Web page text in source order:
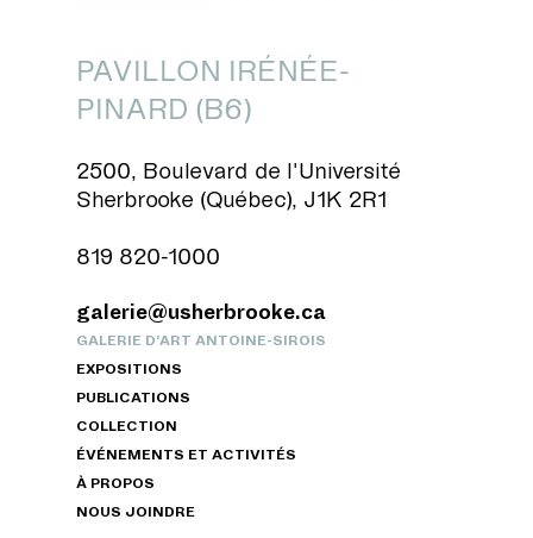
PAVILLON IRÉNÉE-
PINARD (B6)
2500, Boulevard de l'Université
Sherbrooke (Québec), J1K 2R1
819 820-1000
galerie@usherbrooke.ca
GALERIE D’ART ANTOINE-SIROIS
EXPOSITIONS
PUBLICATIONS
COLLECTION
ÉVÉNEMENTS ET ACTIVITÉS
À PROPOS
NOUS JOINDRE